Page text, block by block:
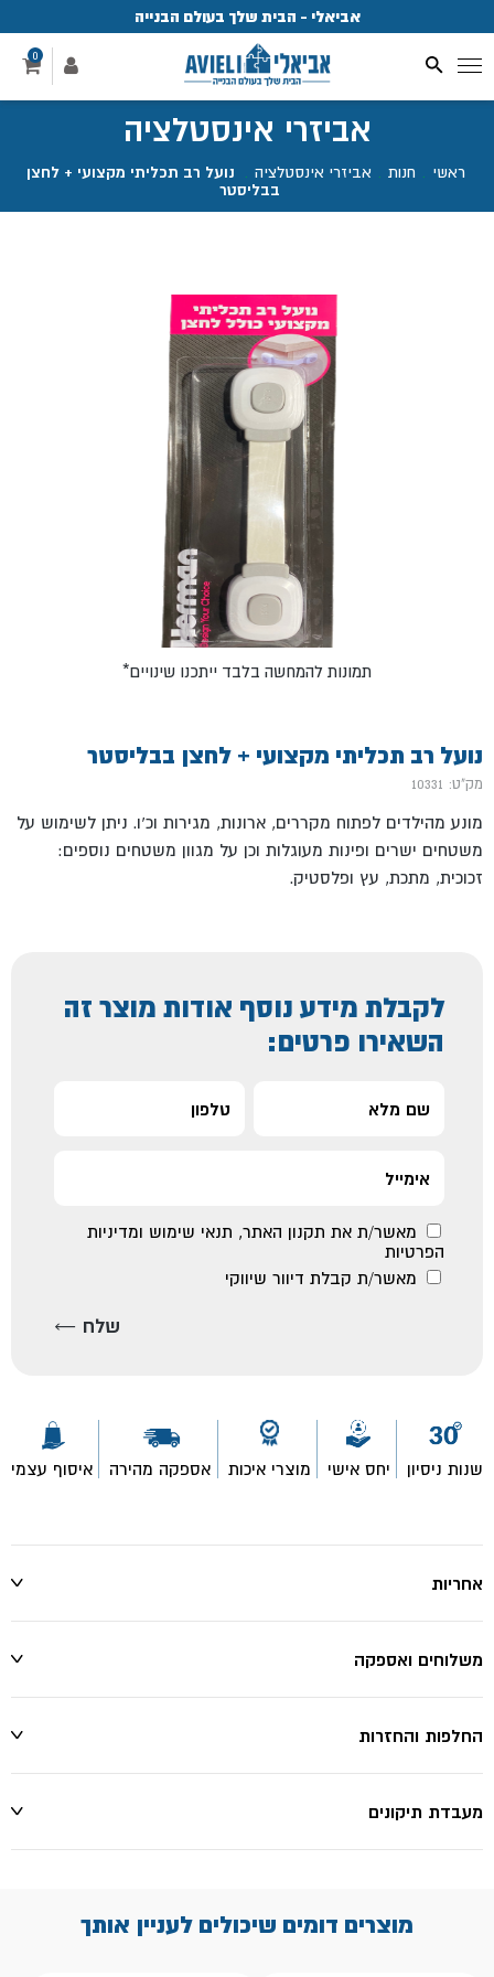
אביאלי - הבית שלך בעולם הבנייה
0
אביזרי אינסטלציה
ראשי חנות אביזרי אינסטלציה
נועל רב תכליתי מקצועי + לחצן
בבליסטר
נועל רב תכליתי מקצועי + לחצן בבליסטר
מק"ט: 10331
מונע מהילדים לפתוח מקררים, ארונות, מגירות וכ'ו. ניתן לשימוש על
משטחים ישרים ופינות מעוגלות וכן על מגוון משטחים נוספים:
זכוכית, מתכת, עץ ופלסטיק.
לקבלת מידע נוסף אודות מוצר זה
השאירו פרטים:
מאשר/ת את תקנון האתר, תנאי שימוש ומדיניות
הפרטיות
מאשר/ת קבלת דיוור שיווקי
שנות ניסיון יחס אישי מוצרי איכות אספקה מהירה איסוף עצמי
אחריות
משלוחים ואספקה
החלפות והחזרות
מעבדת תיקונים
*תמונות להמחשה בלבד ייתכנו שינויים
מוצרים דומים שיכולים לעניין אותך